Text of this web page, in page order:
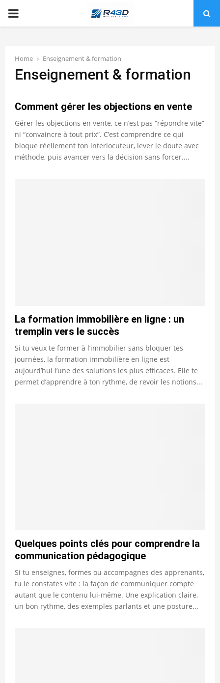
PRIMARY
Home Enseignement & formation
Enseignement & formation
Comment gérer les objections en vente
Gérer les objections en vente, ce n’est pas “répondre vite”
ni “convaincre à tout prix”. C’est comprendre ce qui
bloque réellement ton interlocuteur, lever le doute avec
méthode, puis avancer vers la décision sans forcer....
La formation immobilière en ligne : un
tremplin vers le succès
Si tu veux te former à l’immobilier sans bloquer tes
journées, la formation immobilière en ligne est
aujourd’hui l’une des solutions les plus efficaces. Elle te
permet d’apprendre à ton rythme, de revoir les notions...
Quelques points clés pour comprendre la
communication pédagogique
Si tu enseignes, formes ou accompagnes des apprenants,
tu le constates vite : la façon de communiquer compte
autant que le contenu lui-même. Une explication claire,
un bon rythme, des exemples parlants et une posture...